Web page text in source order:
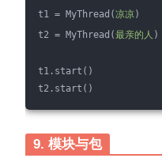
t1 = MyThread(凉凉)
t2 = MyThread(最亲的人 )
t1.start()
t2.start()
9. 模块与包